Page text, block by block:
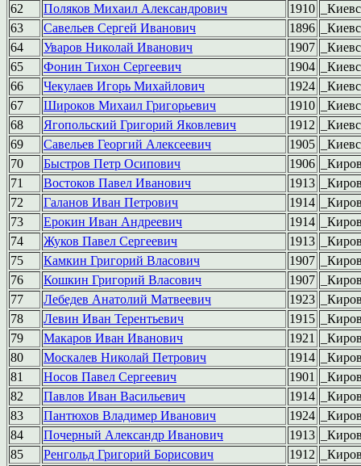
62
Поляков Михаил Александрович 1910
63
Савельев Сергей Иванович 1896
64
Уваров Николай Иванович 1907
65
Фонин Тихон Сергеевич 1904
66
Чекулаев Игорь Михайлович 1924
67
Широков Михаил Григорьевич 1910
68
Ягопольский Григорий Яковлевич 1912
69
Савельев Георгий Алексеевич 1905
70
Быстров Петр Осипович 1906
71
Востоков Павел Иванович 1913
72
Галанов Иван Петрович 1914
73
Ерокин Иван Андреевич 1914
74
Жуков Павел Сергеевич 1913
75
Камкин Григорий Власович 1907
76
Кошкин Григорий Власович 1907
77
Лебедев Анатолий Матвеевич 1923
78
Левин Иван Терентьевич 1915
79
Макаров Иван Иванович 1921
80
Москалев Николай Петрович 1914
81
Носов Павел Сергеевич 1901
82
Павлов Иван Васильевич 1914
83
Пантюхов Владимер Иванович 1924
84
Почерный Александр Иванович 1913
85
Ренгольд Григорий Борисович 1912